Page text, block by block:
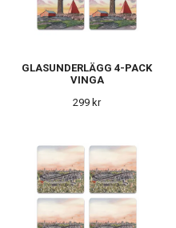
GLASUNDERLÄGG 4-PACK
VINGA
299 kr